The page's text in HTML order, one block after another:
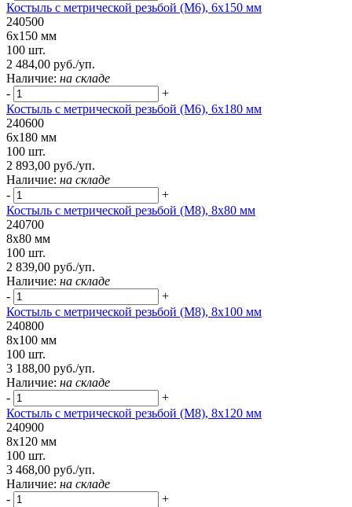
Костыль с метрической резьбой (М6), 6х150 мм
240500
6х150 мм
100 шт.
2 484,00 руб./уп.
Наличие: на складе
-
+
Костыль с метрической резьбой (М6), 6х180 мм
240600
6х180 мм
100 шт.
2 893,00 руб./уп.
Наличие: на складе
-
+
Костыль с метрической резьбой (М8), 8х80 мм
240700
8х80 мм
100 шт.
2 839,00 руб./уп.
Наличие: на складе
-
+
Костыль с метрической резьбой (М8), 8х100 мм
240800
8х100 мм
100 шт.
3 188,00 руб./уп.
Наличие: на складе
-
+
Костыль с метрической резьбой (М8), 8х120 мм
240900
8х120 мм
100 шт.
3 468,00 руб./уп.
Наличие: на складе
-
+